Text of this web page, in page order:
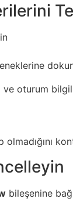
ve oturum
bileşenine